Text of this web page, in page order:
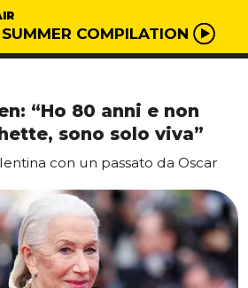
COMPILATION
“Ho 80 anni e non
sono solo viva”
con un passato da Oscar